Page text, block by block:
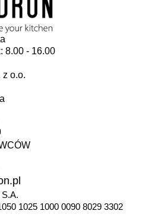
8.00 - 16.00
z o.o.
1025 1000 0090 8029 3302